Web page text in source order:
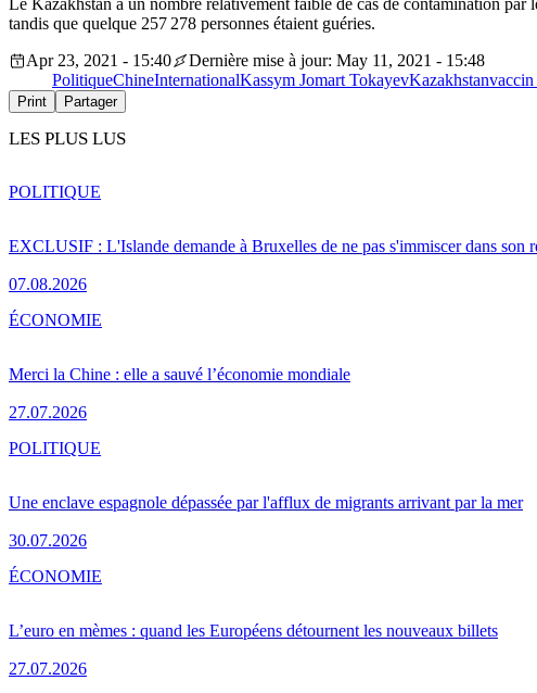
Le Kazakhstan a un nombre relativement faible de cas de contamination par
tandis que quelque 257 278 personnes étaient guéries.
Apr 23, 2021 - 15:40
Dernière mise à jour: May 11, 2021 - 15:48
PolitiqueChineInternationalKassym Jomart TokayevKazakhstanvaccin
Print Partager
LES PLUS LUS
EXCLUSIF : L'Islande demande à Bruxelles de ne pas s'immiscer dans son
07.08.2026
POLITIQUE
Merci la Chine : elle a sauvé l’économie mondiale
27.07.2026
ÉCONOMIE
Une enclave espagnole dépassée par l'afflux de migrants arrivant par la mer
30.07.2026
POLITIQUE
L’euro en mèmes : quand les Européens détournent les nouveaux billets
27.07.2026
ÉCONOMIE